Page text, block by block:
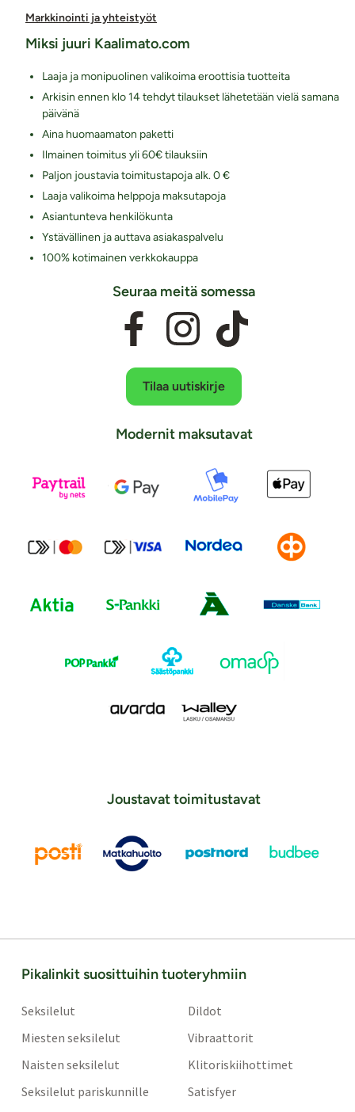
Markkinointi ja yhteistyöt
Miksi juuri Kaalimato.com
Laaja ja monipuolinen valikoima eroottisia tuotteita
Arkisin ennen klo 14 tehdyt tilaukset lähetetään vielä samana
päivänä
Aina huomaamaton paketti
Ilmainen toimitus yli 60€ tilauksiin
Paljon joustavia toimitustapoja alk. 0 €
Laaja valikoima helppoja maksutapoja
Asiantunteva henkilökunta
Ystävällinen ja auttava asiakaspalvelu
100% kotimainen verkkokauppa
Seuraa meitä somessa
Tilaa uutiskirje
Modernit maksutavat
Joustavat toimitustavat
Pikalinkit suosittuihin tuoteryhmiin
Seksilelut
Miesten seksilelut
Naisten seksilelut
Seksilelut pariskunnille
Dildot
Vibraattorit
Klitoriskiihottimet
Satisfyer